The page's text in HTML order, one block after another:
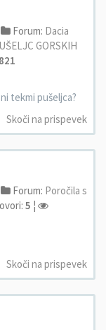
Forum: Dacia
GORSKIH
tekmi pušeljca?
Skoči na prispevek
Forum: Poročila s
5 ¦
Skoči na prispevek